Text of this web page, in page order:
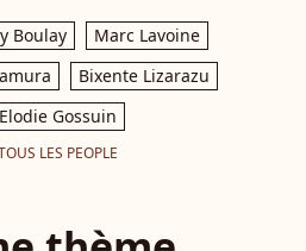
Boulay
Marc Lavoine
Bixente Lizarazu
Elodie Gossuin
LES PEOPLE